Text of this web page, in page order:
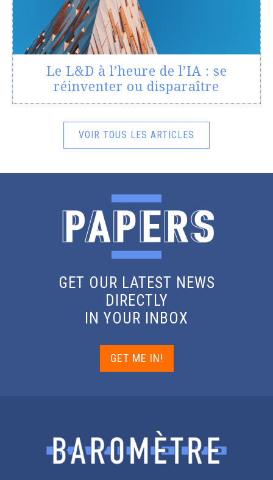
Le L&D à l’heure de l’IA : se
réinventer ou disparaître
VOIR TOUS LES ARTICLES
GET OUR LATEST NEWS
DIRECTLY
IN YOUR INBOX
GET ME IN!